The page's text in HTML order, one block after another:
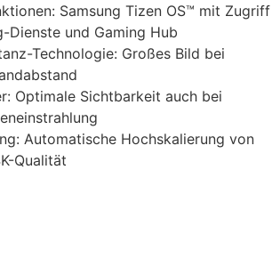
Samsung Tizen OS™ mit Zugriff
Dienste und Gaming Hub
Technologie: Großes Bild bei
Optimale Sichtbarkeit auch bei
Automatische Hochskalierung von
Qualität